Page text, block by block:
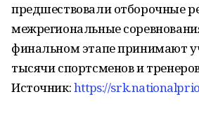
предшествовали отборочные
межрегиональные
финальном этапе принимают
тысячи спортсменов и
Источник:https://